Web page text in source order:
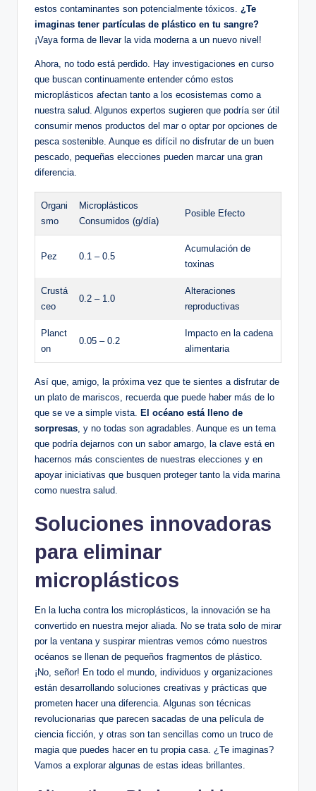
estos contaminantes son potencialmente tóxicos. ¿Te
imaginas tener partículas de plástico en ⁢tu sangre?
¡Vaya forma de llevar la vida moderna a un nuevo nivel!
Ahora, no todo está⁤ perdido. Hay investigaciones en curso
que buscan continuamente ​entender cómo estos
microplásticos afectan tanto a⁤ los ecosistemas como a
nuestra salud. Algunos expertos sugieren que podría ser útil
consumir menos productos del mar o optar por opciones de
pesca ⁤sostenible. Aunque es difícil no disfrutar de un buen
pescado,⁤ pequeñas elecciones pueden marcar una ‍gran
diferencia.
Organi
smo
Microplásticos
Consumidos (g/día)
Posible ​Efecto
Pez 0.1 – 0.5
Acumulación de
toxinas
Crustá
ceo
0.2 – 1.0
Alteraciones
reproductivas
Planct
on
0.05 – 0.2
Impacto en la cadena
alimentaria
Así que, amigo, la próxima vez que te sientes a disfrutar de
un plato de mariscos, recuerda que puede haber más de lo
que se ve a simple vista. El océano está ⁣lleno de
sorpresas, y no todas son agradables. Aunque es un tema
que podría dejarnos con un sabor amargo, la clave está en
⁤hacernos más conscientes de nuestras elecciones y en
apoyar iniciativas que busquen ‍proteger tanto la vida marina
como nuestra salud.
Soluciones innovadoras
para eliminar
microplásticos
En la lucha contra los microplásticos, la innovación se ha
convertido en ​nuestra mejor aliada. No se⁣ trata solo de mirar
por la ventana y suspirar mientras vemos cómo nuestros
océanos se llenan⁢ de pequeños fragmentos de plástico.
¡No, señor! En todo el mundo, individuos y‍ organizaciones
están ⁣desarrollando ‍soluciones creativas y prácticas que
prometen hacer una diferencia. Algunas ‌son técnicas
revolucionarias que parecen sacadas de una película de
ciencia ficción, y⁢ otras son tan ⁢sencillas como un truco de
magia que puedes hacer en tu propia casa. ¿Te imaginas?
Vamos a explorar algunas de estas ideas brillantes.